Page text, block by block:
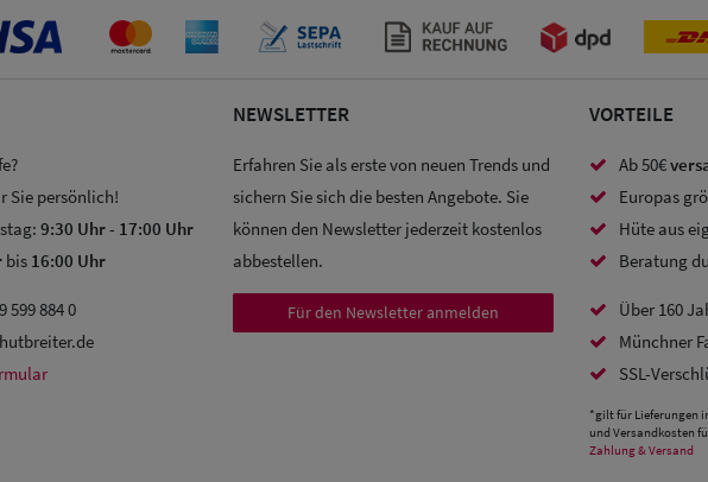
Sie persönlich!
9:30 Uhr- 17:00 Uhr
bis 16:00 Uhr
599 884 0
NEWSLETTER
Erfahren Sie als erste von neuen Trends und
sichern Sie sich die besten Angebote. Sie
können den Newsletter jederzeit kostenlos
abbestellen.
Für den Newsletter anmelden
VORTEILE
Ab 50€
Europas
Hüte aus
Beratung
Über 160
Münchner
SSL-
*gilt für Lieferungen
und Versandkosten
Zahlung & Versand